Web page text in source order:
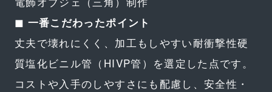
◼︎ 一番こだわったポイント
丈夫で壊れにくく、加工もしやすい耐衝撃性硬
質塩化ビニル管（HIVP管）を選定した点です。
コストや入手のしやすさにも配慮し、安全性・